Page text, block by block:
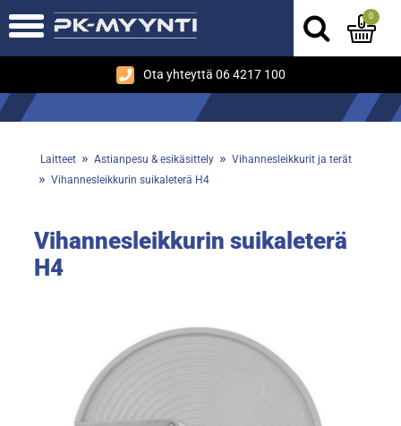
Ota yhteyttä 06 4217 100
0
Laitteet » Astianpesu & esikäsittely » Vihannesleikkurit ja terät
» Vihannesleikkurin suikaleterä H4
Vihannesleikkurin suikaleterä
H4